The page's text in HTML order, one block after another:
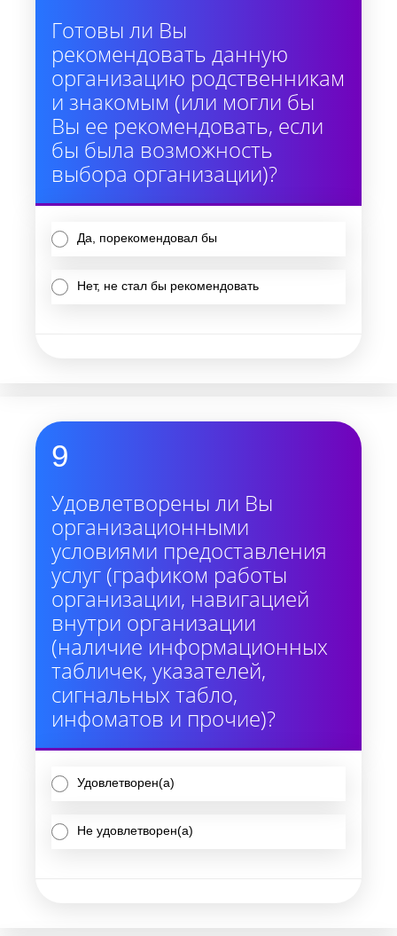
Готовы ли Вы
рекомендовать данную
организацию родственникам
и знакомым (или могли бы
Вы ее рекомендовать, если
бы была возможность
выбора организации)?
Да, порекомендовал бы
Нет, не стал бы рекомендовать
9
Удовлетворены ли Вы
организационными
условиями предоставления
услуг (графиком работы
организации, навигацией
внутри организации
(наличие информационных
табличек, указателей,
сигнальных табло,
инфоматов и прочие)?
Удовлетворен(а)
Не удовлетворен(а)